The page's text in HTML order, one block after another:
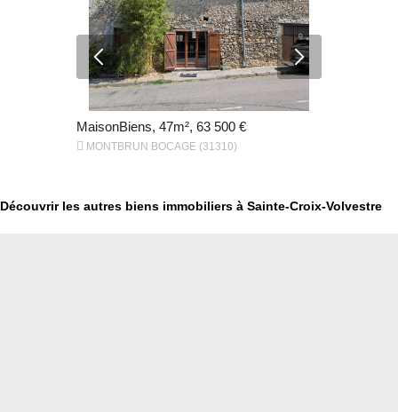
MaisonBiens, 47m², 63 500 €
 MONTBRUN BOCAGE (31310)
Découvrir les autres biens immobiliers à Sainte-Croix-Volvestre